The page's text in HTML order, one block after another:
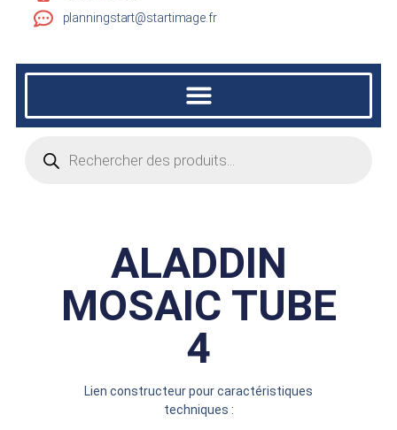
planningstart@startimage.fr
ALADDIN
MOSAIC TUBE
4
Lien constructeur pour caractéristiques
techniques :